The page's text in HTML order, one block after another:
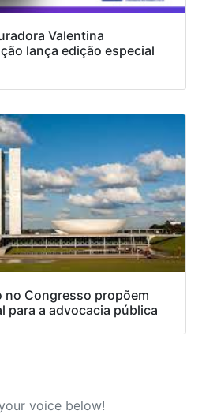
Valentina
lança edição especial
no Congresso propõem
para a advocacia pública
voice below!